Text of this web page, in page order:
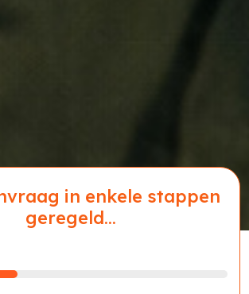
in enkele stappen
geregeld...